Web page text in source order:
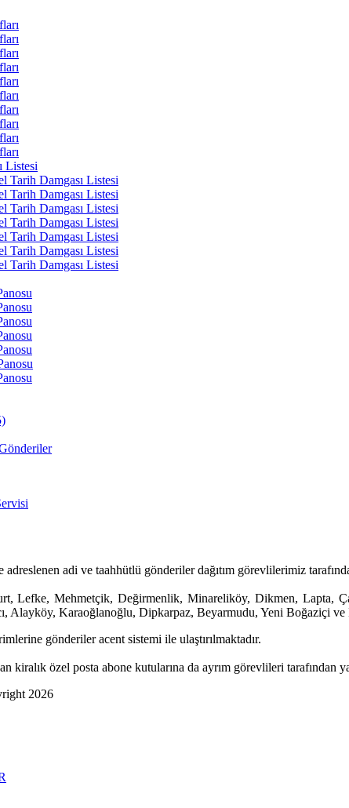
Listesi
Tarih Damgası Listesi
Tarih Damgası Listesi
Tarih Damgası Listesi
Tarih Damgası Listesi
Tarih Damgası Listesi
Tarih Damgası Listesi
Tarih Damgası Listesi
adi ve taahhütlü gönderiler dağıtım görevlilerimiz
Lefke, Mehmetçik, Değirmenlik, Minareliköy, Dikmen, Lapta,
Alayköy, Karaoğlanoğlu, Dipkarpaz, Beyarmudu, Yeni Boğaziçi
gönderiler acent sistemi ile ulaştırılmaktadır.
özel posta abone kutularına da ayrım görevlileri tarafından
2026